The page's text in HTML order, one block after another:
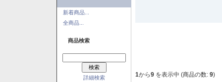
新着商品...
全商品...
商品検索
詳細検索 1から9 を表示中 (商品の数: 9)